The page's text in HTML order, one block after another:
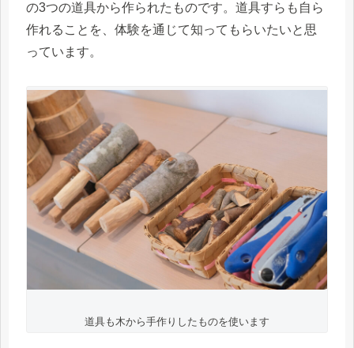
の3つの道具から作られたものです。道具すらも自ら
作れることを、体験を通じて知ってもらいたいと思
っています。
道具も木から手作りしたものを使います